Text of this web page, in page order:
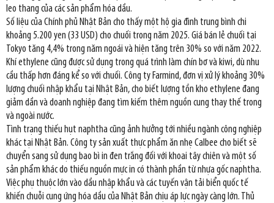
leo thang của các sản phẩm hóa dầu.
Số liệu của Chính phủ Nhật Bản cho thấy một hộ gia đình trung bình chi
khoảng 5.200 yen (33 USD) cho chuối trong năm 2025. Giá bán lẻ chuối tại
Tokyo tăng 4,4% trong năm ngoái và hiện tăng trên 30% so với năm 2022.
Khí ethylene cũng được sử dụng trong quá trình làm chín bơ và kiwi, dù nhu
cầu thấp hơn đáng kể so với chuối. Công ty Farmind, đơn vị xử lý khoảng 30%
lượng chuối nhập khẩu tại Nhật Bản, cho biết lượng tồn kho ethylene đang
giảm dần và doanh nghiệp đang tìm kiếm thêm nguồn cung thay thế trong
và ngoài nước.
Tình trạng thiếu hụt naphtha cũng ảnh hưởng tới nhiều ngành công nghiệp
khác tại Nhật Bản. Công ty sản xuất thực phẩm ăn nhẹ Calbee cho biết sẽ
chuyển sang sử dụng bao bì in đen trắng đối với khoai tây chiên và một số
sản phẩm khác do thiếu nguồn mực in có thành phần từ nhựa gốc naphtha.
Việc phụ thuộc lớn vào dầu nhập khẩu và các tuyến vận tải biển quốc tế
khiến chuỗi cung ứng hóa dầu của Nhật Bản chịu áp lực ngày càng lớn. Thủ